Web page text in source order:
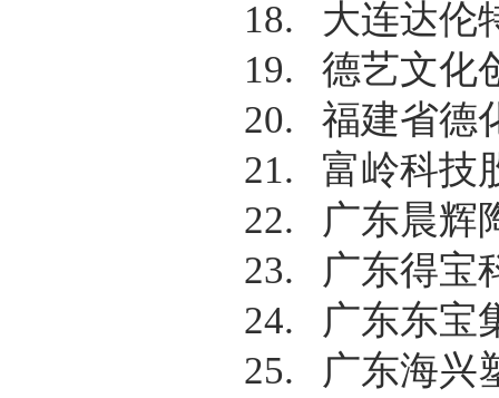
18.
大连达伦
19.
德艺文化
20.
福建省德
21.
富岭科技
22.
广东晨辉
23.
广东得宝
24.
广东东宝
25.
广东海兴